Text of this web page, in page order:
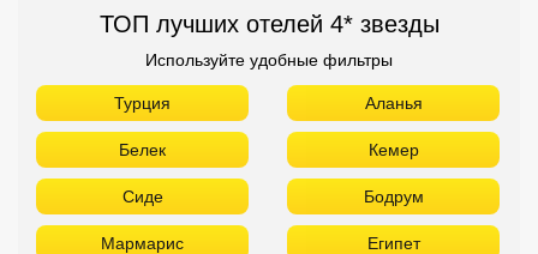
ТОП лучших отелей 4* звезды
Используйте удобные фильтры
Турция Аланья
Белек Кемер
Сиде Бодрум
Мармарис Египет